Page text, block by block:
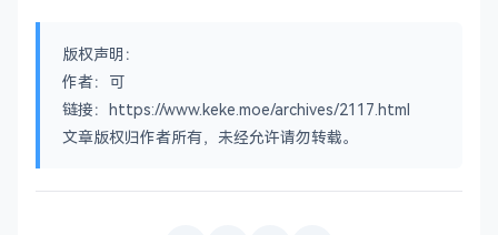
版权声明：
作者：可
链接：https://www.keke.moe/archives/2117.html
文章版权归作者所有，未经允许请勿转载。